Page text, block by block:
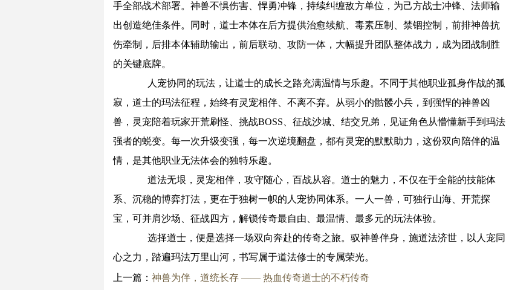
手全部战术部署。神兽不惧伤害、悍勇冲锋，持续纠缠敌方单位，为己方战士冲锋、法师输
出创造绝佳条件。同时，道士本体在后方提供治愈续航、毒素压制、禁锢控制，前排神兽抗
伤牵制，后排本体辅助输出，前后联动、攻防一体，大幅提升团队整体战力，成为团战制胜
的关键底牌。
人宠协同的玩法，让道士的成长之路充满温情与乐趣。不同于其他职业孤身作战的孤
寂，道士的玛法征程，始终有灵宠相伴、不离不弃。从弱小的骷髅小兵，到强悍的神兽凶
兽，灵宠陪着玩家开荒刷怪、挑战BOSS、征战沙城、结交兄弟，见证角色从懵懂新手到玛法
强者的蜕变。每一次升级变强，每一次逆境翻盘，都有灵宠的默默助力，这份双向陪伴的温
情，是其他职业无法体会的独特乐趣。
道法无垠，灵宠相伴，攻守随心，百战从容。道士的魅力，不仅在于全能的技能体
系、沉稳的博弈打法，更在于独树一帜的人宠协同体系。一人一兽，可独行山海、开荒探
宝，可并肩沙场、征战四方，解锁传奇最自由、最温情、最多元的玩法体验。
选择道士，便是选择一场双向奔赴的传奇之旅。驭神兽伴身，施道法济世，以人宠同
心之力，踏遍玛法万里山河，书写属于道法修士的专属荣光。
上一篇： 神兽为伴，道统长存 —— 热血传奇道士的不朽传奇